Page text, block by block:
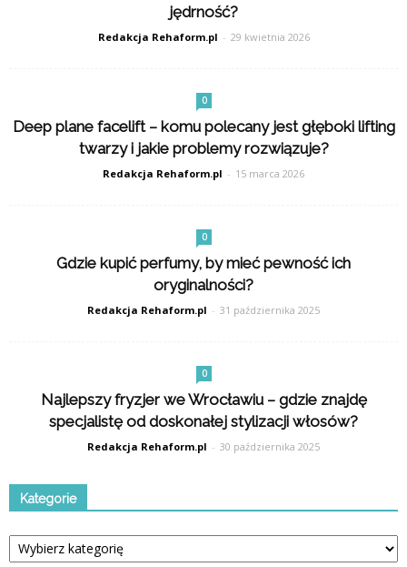
jędrność?
Redakcja Rehaform.pl - 29 kwietnia 2026
0
Deep plane facelift – komu polecany jest głęboki lifting
twarzy i jakie problemy rozwiązuje?
Redakcja Rehaform.pl - 15 marca 2026
0
Gdzie kupić perfumy, by mieć pewność ich
oryginalności?
Redakcja Rehaform.pl - 31 października 2025
0
Najlepszy fryzjer we Wrocławiu – gdzie znajdę
specjalistę od doskonałej stylizacji włosów?
Redakcja Rehaform.pl - 30 października 2025
Kategorie
Kategorie